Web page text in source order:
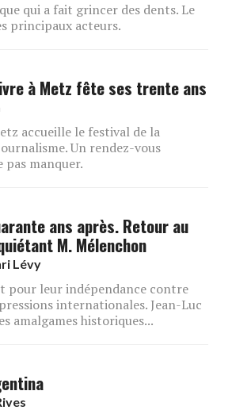
qui a fait grincer des dents. Le
principaux acteurs.
à Metz fête ses trente ans
accueille le festival de la
Un rendez-vous
manquer.
ans après. Retour au
M. Mélenchon
Lévy
pour leur indépendance contre
internationales. Jean-Luc
amalgames historiques...